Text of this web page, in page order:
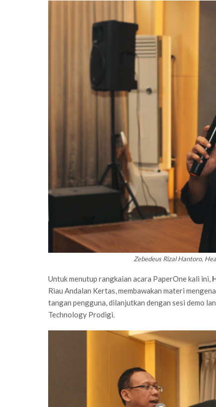
Zebedeus Rizal Hantoro,
Untuk menutup rangkaian acara PaperOne kali ini,
Riau Andalan Kertas, membawakan materi
tangan pengguna, dilanjutkan dengan sesi demo
Technology Prodigi.